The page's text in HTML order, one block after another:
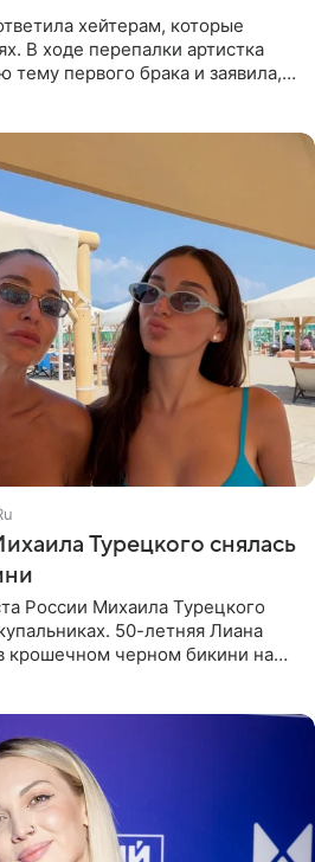
хейтерам, которые
В ходе перепалки артистка
тему первого брака и заявила,
Турецкого снялась
России Михаила Турецкого
50-летняя Лиана
крошечном черном бикини на